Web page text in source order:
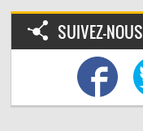
SUIVEZ-NOUS